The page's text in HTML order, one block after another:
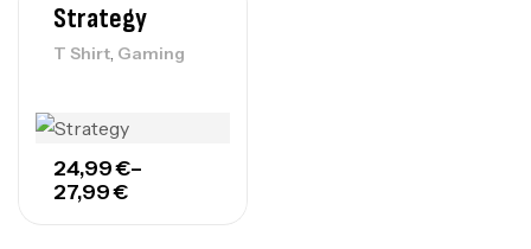
Strategy
T Shirt, Gaming
24,99€–
27,99€